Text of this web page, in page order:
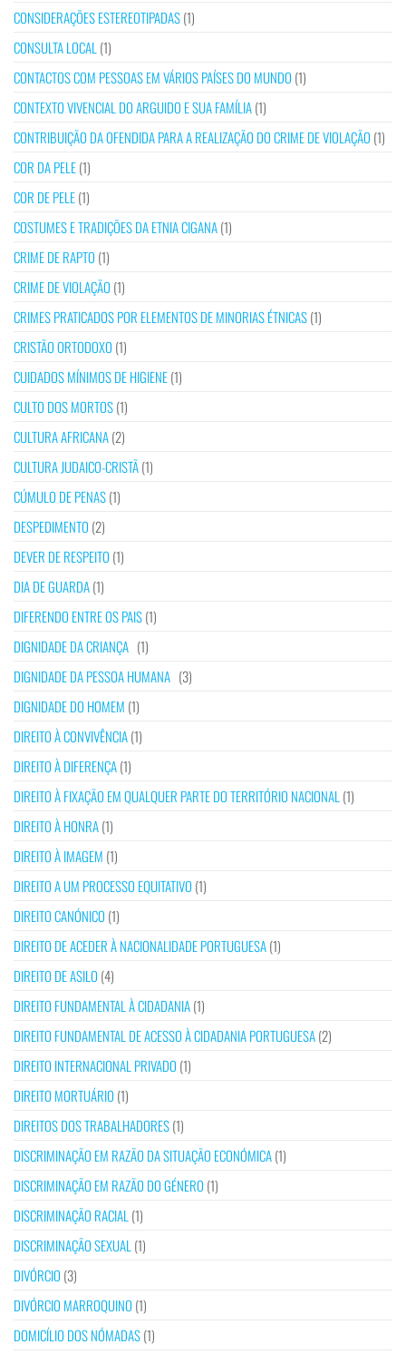
CONSIDERAÇÕES ESTEREOTIPADAS(1)
CONSULTA LOCAL (1)
CONTACTOS COM PESSOAS EM VÁRIOS PAÍSES DO MUNDO (1)
CONTEXTO VIVENCIAL DO ARGUIDO E SUA FAMÍLIA(1)
CONTRIBUIÇÃO DA OFENDIDA PARA A REALIZAÇÃO DO CRIME DE VIOLAÇÃO (1)
COR DA PELE(1)
COR DE PELE(1)
COSTUMES E TRADIÇÕES DA ETNIA CIGANA(1)
CRIME DE RAPTO (1)
CRIME DE VIOLAÇÃO (1)
CRIMES PRATICADOS POR ELEMENTOS DE MINORIAS ÉTNICAS(1)
CRISTÃO ORTODOXO (1)
CUIDADOS MÍNIMOS DE HIGIENE(1)
CULTO DOS MORTOS(1)
CULTURA AFRICANA(2)
CULTURA JUDAICO-CRISTÃ(1)
CÚMULO DE PENAS(1)
DESPEDIMENTO (2)
DEVER DE RESPEITO (1)
DIA DE GUARDA(1)
DIFERENDO ENTRE OS PAIS(1)
DIGNIDADE DA CRIANÇA (1)
DIGNIDADE DA PESSOA HUMANA (3)
DIGNIDADE DO HOMEM (1)
DIREITO À CONVIVÊNCIA(1)
DIREITO À DIFERENÇA(1)
DIREITO À FIXAÇÃO EM QUALQUER PARTE DO TERRITÓRIO NACIONAL (1)
DIREITO À HONRA(1)
DIREITO À IMAGEM (1)
DIREITO A UM PROCESSO EQUITATIVO (1)
DIREITO CANÓNICO (1)
DIREITO DE ACEDER À NACIONALIDADE PORTUGUESA(1)
DIREITO DE ASILO (4)
DIREITO FUNDAMENTAL À CIDADANIA(1)
DIREITO FUNDAMENTAL DE ACESSO À CIDADANIA PORTUGUESA(2)
DIREITO INTERNACIONAL PRIVADO (1)
DIREITO MORTUÁRIO (1)
DIREITOS DOS TRABALHADORES(1)
DISCRIMINAÇÃO EM RAZÃO DA SITUAÇÃO ECONÓMICA(1)
DISCRIMINAÇÃO EM RAZÃO DO GÉNERO (1)
DISCRIMINAÇÃO RACIAL (1)
DISCRIMINAÇÃO SEXUAL (1)
DIVÓRCIO (3)
DIVÓRCIO MARROQUINO (1)
DOMICÍLIO DOS NÓMADAS(1)